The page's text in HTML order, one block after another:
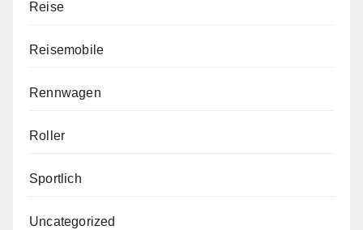
Reise
Reisemobile
Rennwagen
Roller
Sportlich
Uncategorized